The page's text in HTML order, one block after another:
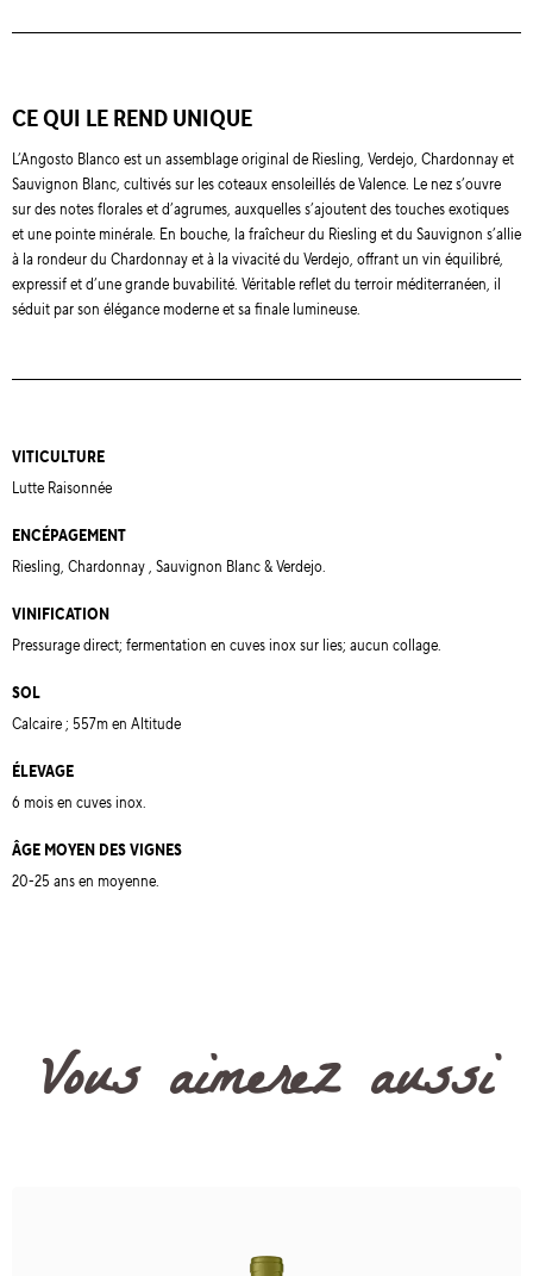
CE QUI LE REND UNIQUE
L’Angosto Blanco est un assemblage original de Riesling, Verdejo, Chardonnay et
Sauvignon Blanc, cultivés sur les coteaux ensoleillés de Valence. Le nez s’ouvre
sur des notes florales et d’agrumes, auxquelles s’ajoutent des touches exotiques
et une pointe minérale. En bouche, la fraîcheur du Riesling et du Sauvignon s’allie
à la rondeur du Chardonnay et à la vivacité du Verdejo, offrant un vin équilibré,
expressif et d’une grande buvabilité. Véritable reflet du terroir méditerranéen, il
séduit par son élégance moderne et sa finale lumineuse.
VITICULTURE
Lutte Raisonnée
ENCÉPAGEMENT
Riesling, Chardonnay , Sauvignon Blanc & Verdejo.
VINIFICATION
Pressurage direct; fermentation en cuves inox sur lies; aucun collage.
SOL
Calcaire ; 557m en Altitude
ÉLEVAGE
6 mois en cuves inox.
ÂGE MOYEN DES VIGNES
20-25 ans en moyenne.
Vous aimerez aussi